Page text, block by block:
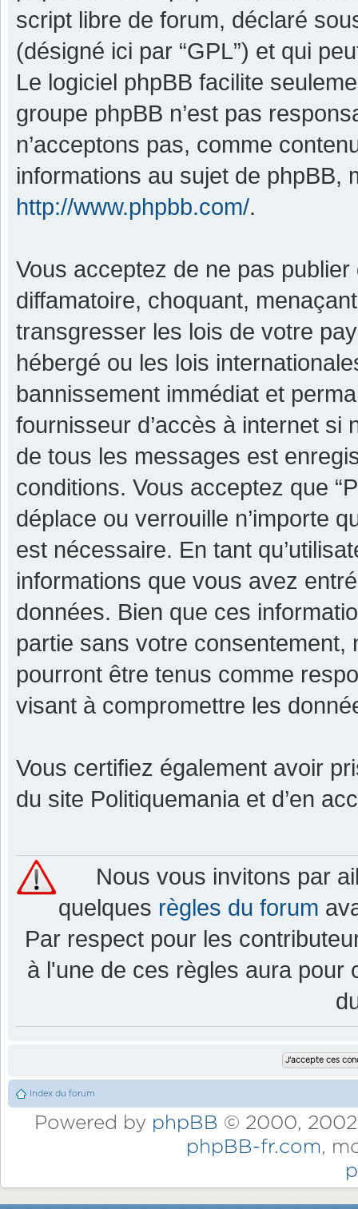
script libre de forum, déclaré
(désigné ici par “GPL”) et qui
Le logiciel phpBB facilite
groupe phpBB n’est pas
n’acceptons pas, comme
informations au sujet de phpBB,
http://www.phpbb.com/.
Vous acceptez de ne pas
diffamatoire, choquant,
transgresser les lois de votre
hébergé ou les lois
bannissement immédiat et
fournisseur d’accès à internet si
de tous les messages est
conditions. Vous acceptez que
déplace ou verrouille n’importe
est nécessaire. En tant
informations que vous avez
données. Bien que ces
partie sans votre consentement,
pourront être tenus comme
visant à compromettre les
Vous certifiez également avoir
du site Politiquemania et d’en
Nous vous invitons par
quelques règles du forum
Par respect pour les
à l'une de ces règles aura pour
Index du forum
Powered by phpBB © 2000,
phpBB-fr.com,